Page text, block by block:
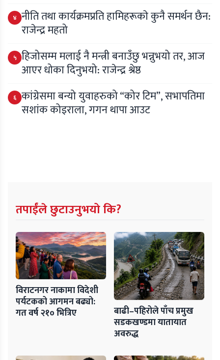
४ नीति तथा कार्यक्रमप्रति हामिहरूकाे कुनै समर्थन छैन:
राजेन्द्र महतो
५ हिजोसम्म मलाई नै मन्त्री बनाउँछु भन्नुभयो तर, आज
आएर धोका दिनुभयो: राजेन्द्र श्रेष्ठ
६ कांग्रेसमा बन्यो युवाहरुको “कोर टिम”, सभापतिमा
सशांक कोइराला, गगन थापा आउट
तपाईंले छुटाउनुभयो कि?
विराटनगर नाकामा विदेशी
पर्यटकको आगमन बढ्यो:
गत वर्ष २१० भित्रिए बाढी–पहिरोले पाँच प्रमुख
सडकखण्डमा यातायात
अवरुद्ध